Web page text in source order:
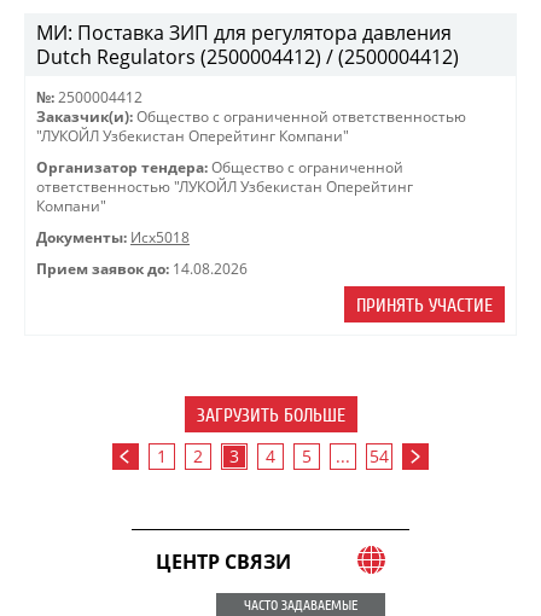
МИ: Поставка ЗИП для регулятора давления
Dutch Regulators (2500004412) / (2500004412)
№: 2500004412
Заказчик(и): Общество с ограниченной ответственностью
"ЛУКОЙЛ Узбекистан Оперейтинг Компани"
Организатор тендера: Общество с ограниченной
ответственностью "ЛУКОЙЛ Узбекистан Оперейтинг
Компани"
Документы: Исх5018
Прием заявок до: 14.08.2026
ПРИНЯТЬ УЧАСТИЕ
ЗАГРУЗИТЬ БОЛЬШЕ
1 2 3 4 5 ... 54
ЦЕНТР СВЯЗИ
ЧАСТО ЗАДАВАЕМЫЕ